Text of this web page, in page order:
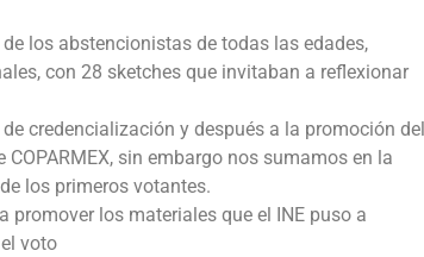
los abstencionistas de todas las edades,
con 28 sketches que invitaban a reflexionar
credencialización y después a la promoción del
sin embargo nos sumamos en la
los primeros votantes.
promover los materiales que el INE puso a
voto